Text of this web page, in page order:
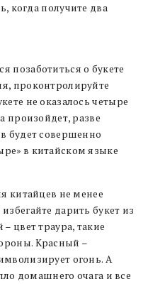
когда получите два
позаботиться о букете
проконтролируйте
не оказалось четыре
произойдет, разве
будет совершенно
в китайском языке
китайцев не менее
дарить букет из
цвет траура, такие
Красный –
огонь. А
домашнего очага и все